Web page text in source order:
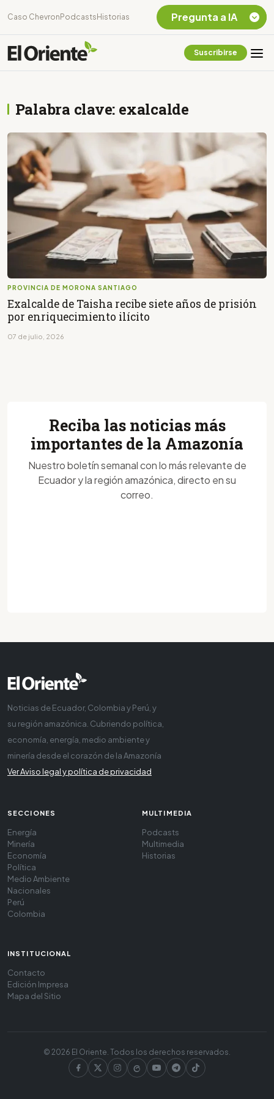
Caso Chevron Podcasts Historias
Suscribirse
Palabra clave: exalcalde
PROVINCIA DE MORONA SANTIAGO
Exalcalde de Taisha recibe siete años de prisión
por enriquecimiento ilícito
07 de julio, 2026
Pregunta a IA
Listar destinos
Amazonia Ecuatoriana
¿En que consiste la
tasa minera que rige en
Reciba las noticias más
importantes de la Amazonía
Nuestro boletín semanal con lo más relevante de
Ecuador y la región amazónica, directo en su
correo.
Noticias de Ecuador, Colombia y Perú, y
su región amazónica. Cubriendo política,
economía, energía, medio ambiente y
minería desde el corazón de la Amazonía
Ver Aviso legal y política de privacidad
SECCIONES
Energía
Minería
Economía
Política
Medio Ambiente
Nacionales
Perú
Colombia
MULTIMEDIA
Podcasts
Multimedia
Historias
INSTITUCIONAL
Contacto
Edición Impresa
Mapa del Sitio
© 2026 El Oriente. Todos los derechos reservados.